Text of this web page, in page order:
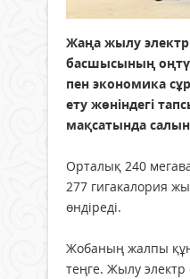
Жаңа жылу
басшысының
пен экономика
ету жөніндегі
мақсатында
Орталық 240
277 гигакалория
өндіреді.
Жобаның жалпы
теңге. Жылу